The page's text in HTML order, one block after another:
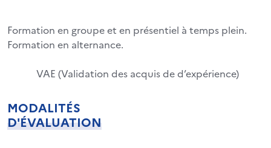
Formation en groupe et en présentiel à temps plein.
Formation en alternance.
VAE (Validation des acquis de d’expérience)
MODALITÉS
D'ÉVALUATION